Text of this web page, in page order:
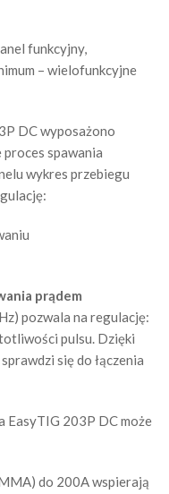
funkcyjny,
– wielofunkcyjne
DC wyposażono
spawania
wykres przebiegu
prądem
pozwala na regulację:
pulsu. Dzięki
się do łączenia
EasyTIG 203P DC może
do 200A wspierają